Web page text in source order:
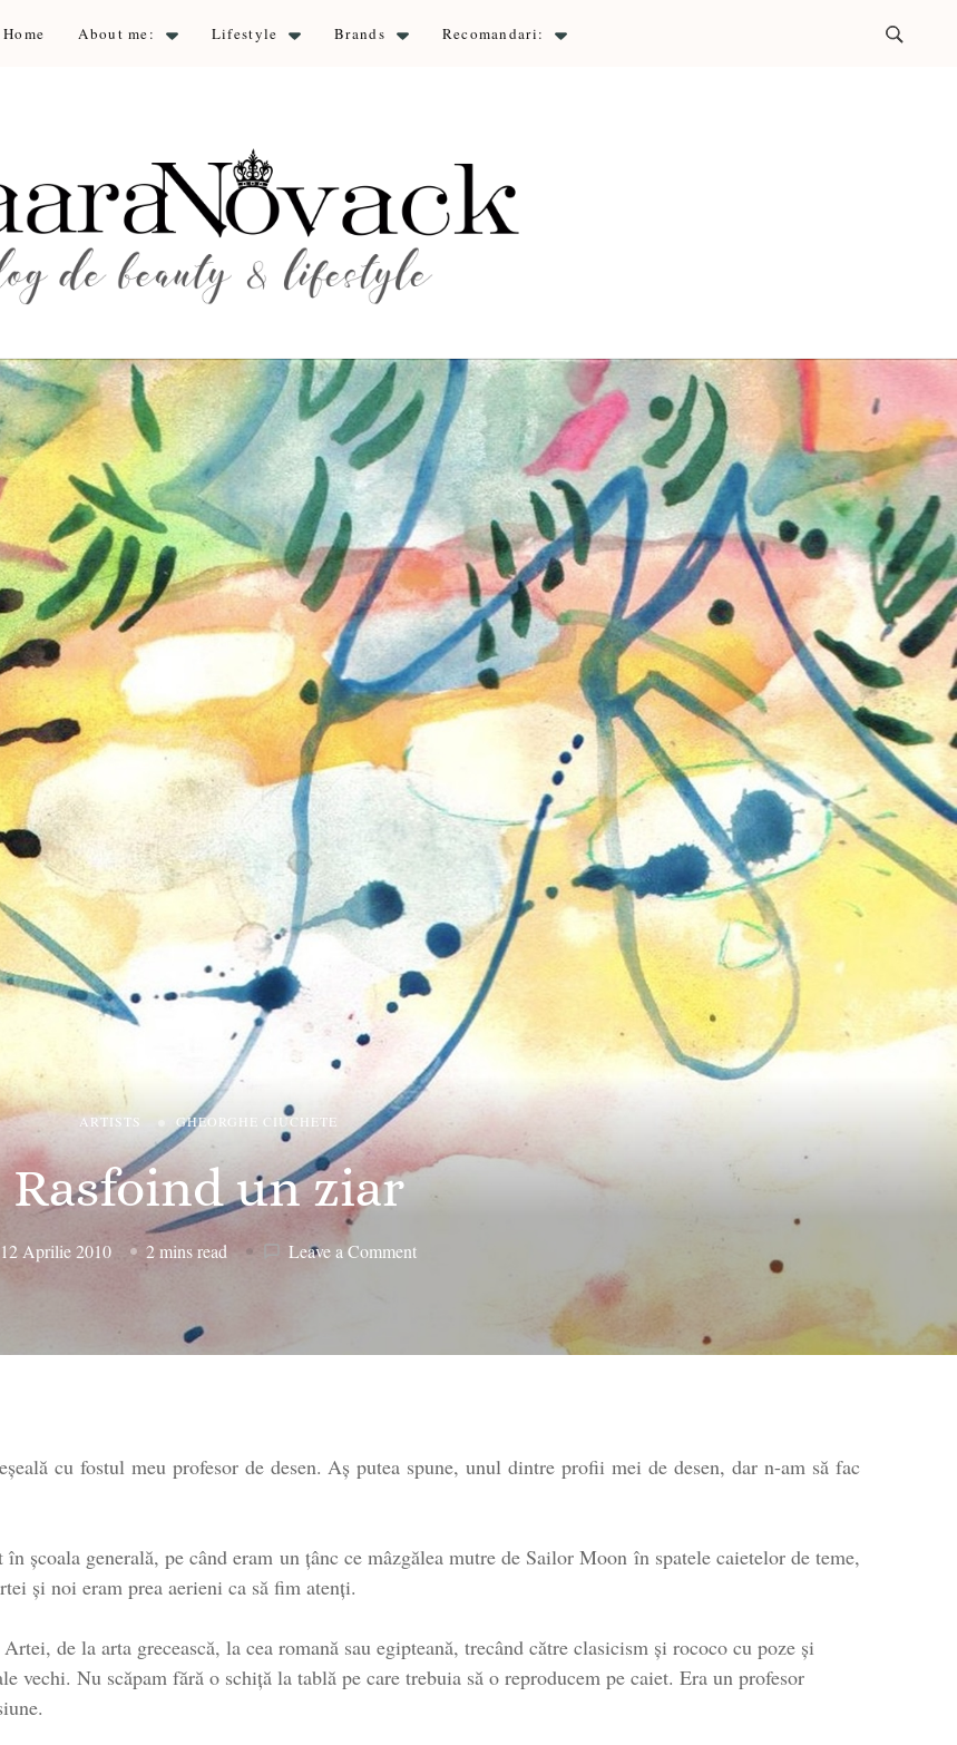
Home About me: Lifestyle Brands Recomandari:
Novack
ARTISTS GHEORGHE CIUCHETE
Rasfoind un ziar
12 Aprilie 2010 2 mins read Leave a Commenton
cu fostul meu profesor de desen. Aş putea spune, unul dintre profii mei de desen, dar n-am să fac
şcoala generală, pe când eram un ţânc ce mâzgălea mutre de Sailor Moon în spatele caietelor de teme,
şi noi eram prea aerieni ca să fim atenţi.
de la arta grecească, la cea romană sau egipteană, trecând către clasicism și rococo cu poze și
vechi. Nu scăpam fără o schiță la tablă pe care trebuia să o reproducem pe caiet. Era un profesor